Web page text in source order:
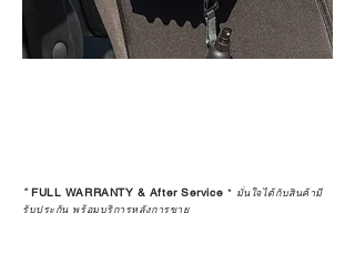
*FULL WARRANTY & After Service * มั่นใจได้กับสินค้ามี
รับประกัน พร้อมบริการหลังการขาย